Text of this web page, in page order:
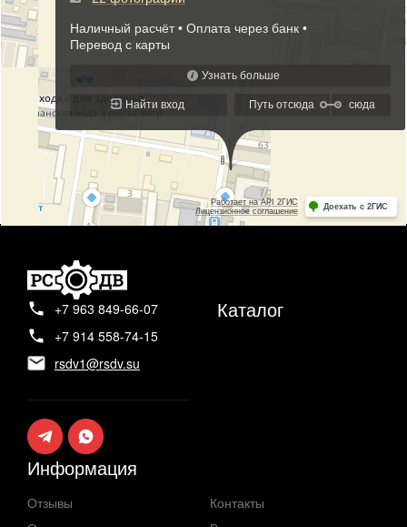
+7 963 849-66-07
+7 914 558-74-15
rsdv1@rsdv.su
Каталог
Информация
Отзывы
Контакты